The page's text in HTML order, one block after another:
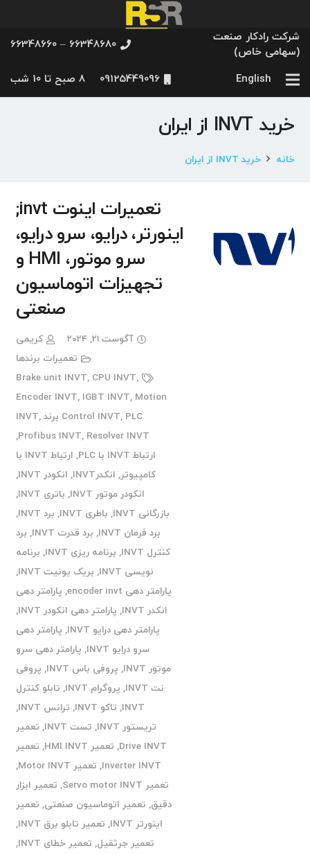
شرکت رادکار صنعت
(سهامی خاص)
66348680 – 66348660
English
09125449096 8 صبح تا 10 شب
خرید INVT از ایران
خانه خرید INVT از ایران
تعمیرات اینوت invt;
اینورتر، درایو، سرو درایو،
سرو موتور، HMI و
تجهیزات اتوماسیون
صنعتی
آگوست 21, 2024
کریمی
تعمیرات برندها
Brake unit INVT, CPU INVT,
Encoder INVT, IGBT INVT, Motion
Control INVT, PLC برند INVT
,
Profibus INVT, Resolver INVT
,
ارتباط INVT با PLC
,
ارتباط INVT با
کامپیوتر, انکدرINVT , انکودر INVT
,
انکودر موتور INVT
, باتری INVT
,
بازرگانی INVT
, باطری INVT , برد INVT
,
برد فرمان INVT
, برد قدرت INVT , برد
کنترل INVT
, برنامه ریزی INVT , برنامه
نویسی INVT
, بریک یونیت INVT
,
پارامتر دهی encoder invt
, پارامتر دهی
انکدر INVT
, پارامتر دهی انکودر INVT
,
پارامتر دهی درایو INVT
, پارامتر دهی
سرو درایو INVT
, پارامتر دهی سرو
موتور INVT
, پروفی باس INVT , پروفی
نت INVT
, پروگرام INVT , تابلو کنترل
INVT
, تاکو INVT , ترانس INVT
,
تریستور INVT
, تست INVT , تعمیر
Drive INVT
, تعمیر HMI INVT , تعمیر
Inverter INVT
, تعمیر Motor INVT
,
تعمیر Servo motor INVT
, تعمیر ابزار
دقیق, تعمیر اتوماسیون صنعتی, تعمیر
اینورتر INVT
, تعمیر تابلو برق INVT
,
تعمیر جرثقیل, تعمیر خطای INVT
,